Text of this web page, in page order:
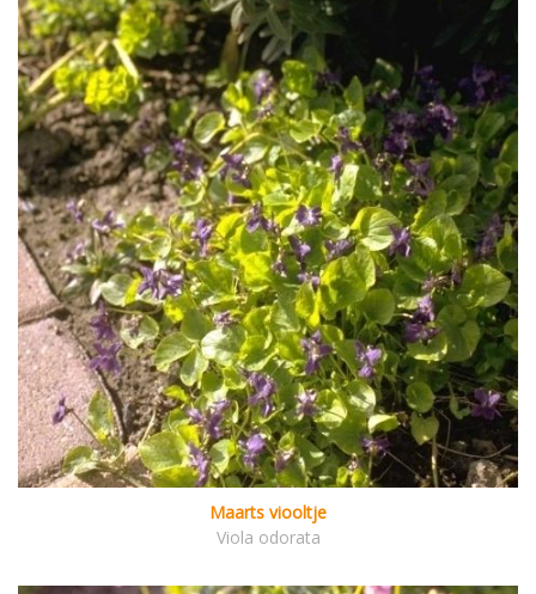
Maarts viooltje
Viola odorata